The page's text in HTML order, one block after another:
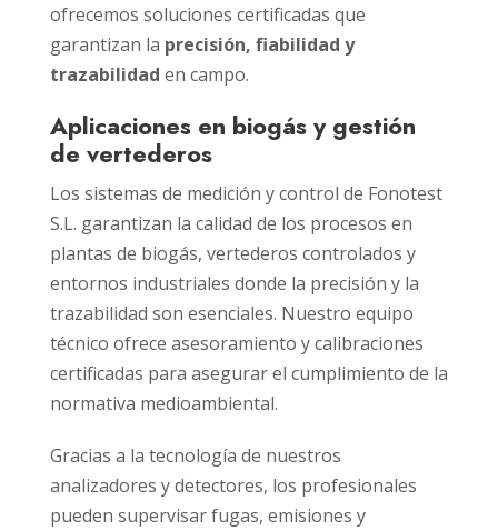
ofrecemos soluciones certificadas que
garantizan la precisión, fiabilidad y
trazabilidad en campo.
Aplicaciones en biogás y gestión
de vertederos
Los sistemas de medición y control de Fonotest
S.L. garantizan la calidad de los procesos en
plantas de biogás, vertederos controlados y
entornos industriales donde la precisión y la
trazabilidad son esenciales. Nuestro equipo
técnico ofrece asesoramiento y calibraciones
certificadas para asegurar el cumplimiento de la
normativa medioambiental.
Gracias a la tecnología de nuestros
analizadores y detectores, los profesionales
pueden supervisar fugas, emisiones y